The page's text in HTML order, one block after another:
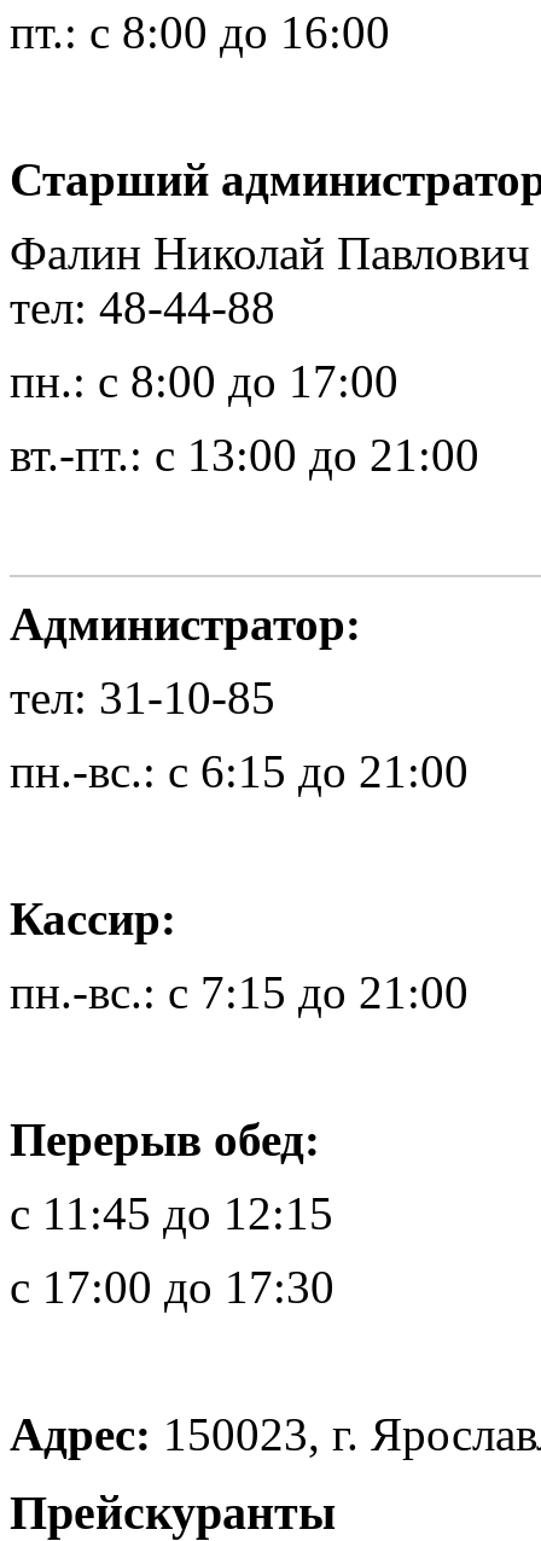
пт.: с 8:00 до 16:00
Старший
Фалин Николай Павлович
тел: 48-44-88
пн.: с 8:00 до 17:00
вт.-пт.: с 13:00 до 21:00
Администратор:
тел: 31-10-85
пн.-вс.: с 6:15 до 21:00
Кассир:
пн.-вс.: с 7:15 до 21:00
Перерыв обед:
с 11:45 до 12:15
с 17:00 до 17:30
Адрес: 150023, г.
Прейскуранты